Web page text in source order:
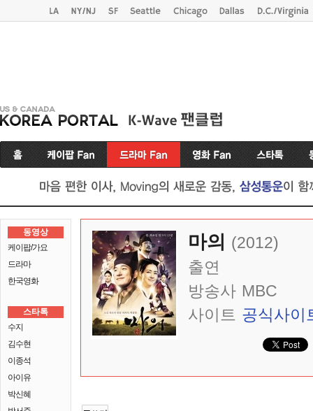
동영상
케이팝/가요
드라마
한국영화
스타톡
수지
김수현
이종석
아이유
박신혜
마의 (2012)
출연
방송사 MBC
사이트 공식사이